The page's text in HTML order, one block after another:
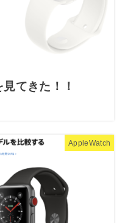
てきた！！
AppleWatch